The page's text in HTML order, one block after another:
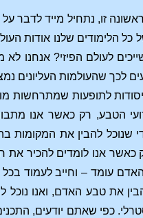
זו, נתחיל מייד לדבר על
הלימודים שלנו אודות
לעולם הפיזי? אנחנו
לכך שהעולמות העליונים
לתופעות שמתרחשות מול
הטבע, רק כאשר אנו
שנוכל להבין את המקומות
כאשר אנו לומדים להכיר
עומד – וחייב לעמוד
את טבע האדם, ואנו נוכל
כפי שאתם יודעים,